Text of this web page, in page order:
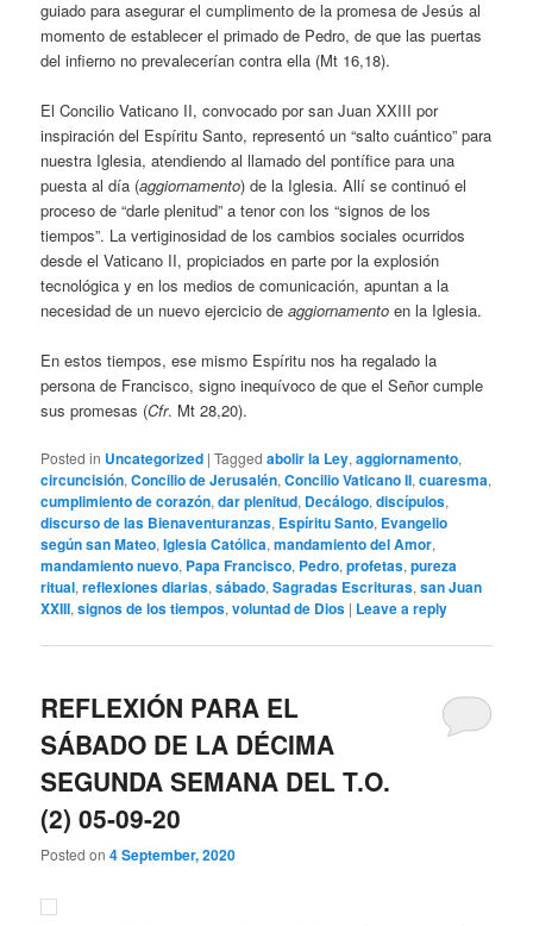
guiado para asegurar el cumplimento de la promesa de Jesús al
momento de establecer el primado de Pedro, de que las puertas
del infierno no prevalecerían contra ella (Mt 16,18).
El Concilio Vaticano II, convocado por san Juan XXIII por
inspiración del Espíritu Santo, representó un “salto cuántico” para
nuestra Iglesia, atendiendo al llamado del pontífice para una
puesta al día (aggiornamento) de la Iglesia. Allí se continuó el
proceso de “darle plenitud” a tenor con los “signos de los
tiempos”. La vertiginosidad de los cambios sociales ocurridos
desde el Vaticano II, propiciados en parte por la explosión
tecnológica y en los medios de comunicación, apuntan a la
necesidad de un nuevo ejercicio deaggiornamento en la Iglesia.
En estos tiempos, ese mismo Espíritu nos ha regalado la
persona de Francisco, signo inequívoco de que el Señor cumple
sus promesas (Cfr. Mt 28,20).
Posted in Uncategorized |Tagged abolir la Ley,aggiornamento,
circuncisión,Concilio de Jerusalén,Concilio Vaticano II,cuaresma,
cumplimiento de corazón,dar plenitud, Decálogo,discípulos,
discurso de las Bienaventuranzas, Espíritu Santo, Evangelio
según san Mateo,Iglesia Católica,mandamiento del Amor,
mandamiento nuevo, Papa Francisco, Pedro,profetas,pureza
ritual,reflexiones diarias,sábado,Sagradas Escrituras,san Juan
XXIII,signos de los tiempos,voluntad de Dios | Leave a reply
REFLEXIÓN PARA EL
SÁBADO DE LA DÉCIMA
SEGUNDA SEMANA DEL T.O.
(2) 05-09-20
Posted on4 September, 2020